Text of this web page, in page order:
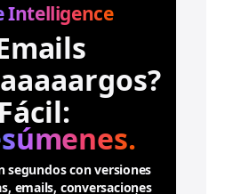
Intelligence
Fácil:
segundos con versiones
emails, conversaciones